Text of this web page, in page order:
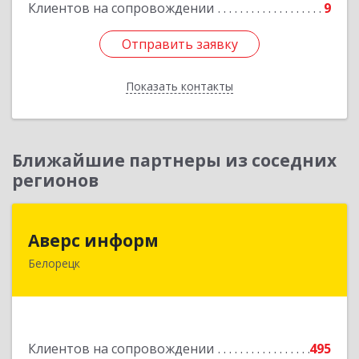
Клиентов на сопровождении 9
Отправить заявку
Показать контакты
Отправить заявку
Назад
Ближайшие партнеры из соседних
регионов
Аверс информ
Белорецк
Клиентов на сопровождении
495
453500, Башкортостан Респ, Белорецкий р-н,
Подробнее